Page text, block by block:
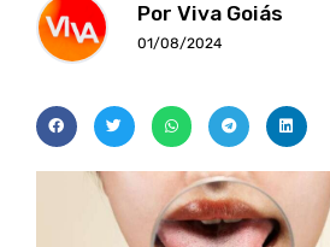
Por Viva Goiás
01/08/2024